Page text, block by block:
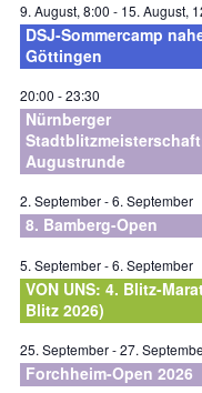
9. August, 8:00 - 15. August,
DSJ-Sommercamp
Göttingen
20:00 -23:30
Nürnberger
Augustrunde
2. September-6. September
8. Bamberg-Open
5. September-6. September
VON UNS: 4. Blitz-
Blitz 2026)
25. September-27.
Forchheim-Open 2026